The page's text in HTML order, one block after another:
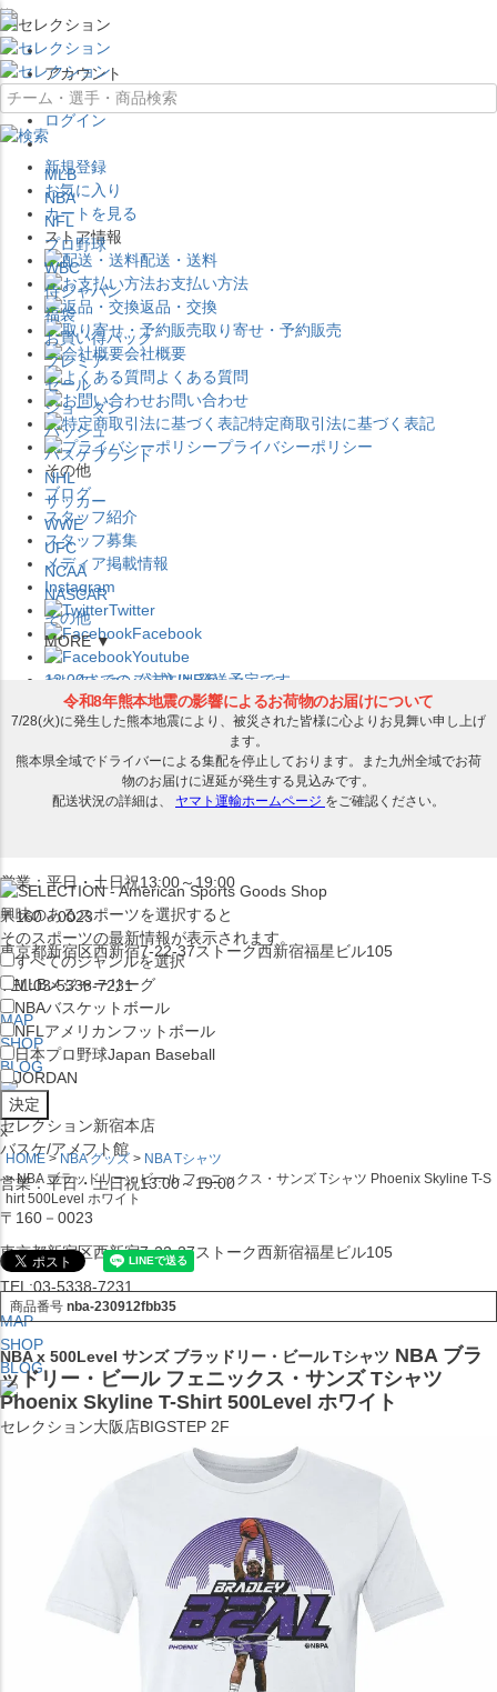
×
アカウント
ログイン
新規登録
お気に入り
カートを見る
ストア情報
配送・送料
お支払い方法
返品・交換
取り寄せ・予約販売
会社概要
よくある質問
お問い合わせ
特定商取引法に基づく表記
プライバシーポリシー
その他
ブログ
スタッフ紹介
スタッフ募集
メディア掲載情報
Instagram
Twitter
Facebook
Youtube
セレクション公式LINE@
営業：平日・土日祝13:00～19:00
〒160－0023
東京都新宿区西新宿7-22-37ストーク西新宿福星ビル105
TEL:03-5338-7231
MAP
SHOP
BLOG
セレクション新宿本店
バスケ/アメフト館
営業：平日・土日祝13:00～19:00
〒160－0023
東京都新宿区西新宿7-22-37ストーク西新宿福星ビル105
TEL:03-5338-7231
MAP
SHOP
BLOG
セレクション大阪店BIGSTEP 2F
営業：平日・土日祝12:00～19:00
大阪府大阪市中央区西心斎橋1丁目6番14号
MLB
NBA
NFL
プロ野球
WBC
侍ジャパン
福袋
お買い得パック
プレミア
セール
ジョーダン
バッシュ
バスケブランド
NHL
サッカー
WWE
UFC
NCAA
NASCAR
その他
MORE ▼
12:00までのご注文は発送予定です。
在庫品は 1-3営業日内で発送!! ※お取寄せ商品は対象外
興味のあるスポーツを選択すると
そのスポーツの最新情報が表示されます。
すべてのジャンルを選択
MLBメジャーリーグ
NBAバスケットボール
NFL アメリカンフットボール
日本プロ野球Japan Baseball
JORDAN
x
HOME NBA グッズ
NBA Tシャツ
NBA ブラッドリー・ビール フェニックス・サンズ Tシャツ Phoenix Skyline T-S
hirt 500Level ホワイト
商品番号 nba-230912fbb35
NBA x 500Level サンズ ブラッドリー・ビール Tシャツ NBA ブラ
ッドリー・ビール フェニックス・サンズ Tシャツ
Phoenix Skyline T-Shirt 500Level ホワイト